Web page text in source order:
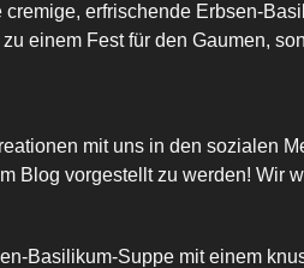
erfrischende Erbsen-
einem Fest für den Gaumen,
mit uns in den sozialen
Blog vorgestellt zu werden!
Basilikum-Suppe mit einem